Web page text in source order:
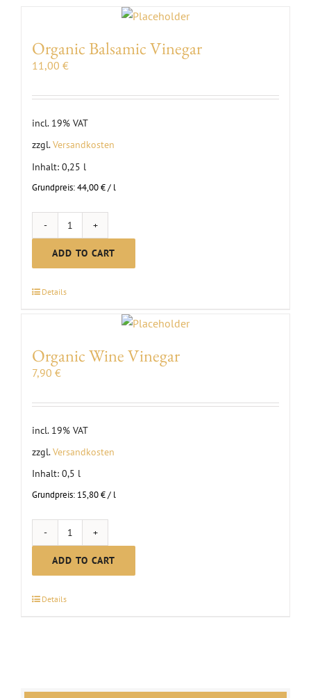
EVENTS
CONTACT | OPENING HOURS
Organic Balsamic Vinegar
11,00 €
incl. 19% VAT
zzgl.Versandkosten
Inhalt: 0,25 l
Grundpreis:44,00€/ l
Organic
Balsamic
Vinegar
ADD TO CART
Details
Organic Wine Vinegar
7,90 €
incl. 19% VAT
zzgl.Versandkosten
Inhalt: 0,5 l
Grundpreis: 15,80€/ l
Organic
Wine
Vinegar
ADD TO CART
Details